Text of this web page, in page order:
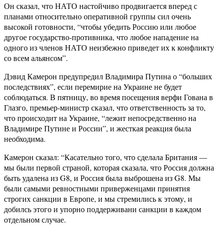
Он сказал, что НАТО настойчиво продвигается вперед с
планами относительно оперативной группы сил очень
высокой готовности, “чтобы убедить Россию или любое
другое государство-противника, что любое нападение на
одного из членов НАТО неизбежно приведет их к конфликту
со всем альянсом”.
Дэвид Камерон предупредил Владимира Путина о “больших
последствиях”, если перемирие на Украине не будет
соблюдаться. В пятницу, во время посещения верфи Гована в
Глазго, премьер-министр сказал, что ответственность за то,
что происходит на Украине, “лежит непосредственно на
Владимире Путине и России”, и жесткая реакция была
необходима.
Камерон сказал: “Касательно того, что сделала Британия —
мы были первой страной, которая сказала, что Россия должна
быть удалена из G8, и Россия была выброшена из G8. Мы
были самыми ревностными приверженцами принятия
строгих санкции в Европе, и мы стремились к этому, и
добилсь этого и упорно поддерживани санкции в каждом
отдельном случае.